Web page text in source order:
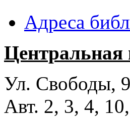
Адреса
Центральная
Ул. Свободы,
Авт. 2, 3, 4,